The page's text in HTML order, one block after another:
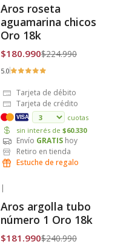
Envío Gratis
Aros roseta
aguamarina chicos
Oro 18k
$180.990$224.990
5.0
Tarjeta de débito
Tarjeta de crédito
VISA
cuotas
sin interés de $60.330
Envío GRATIS hoy
Retiro en tienda
Estuche de regalo
Envío Gratis
Aros argolla tubo
número 1 Oro 18k
$181.990$240.990